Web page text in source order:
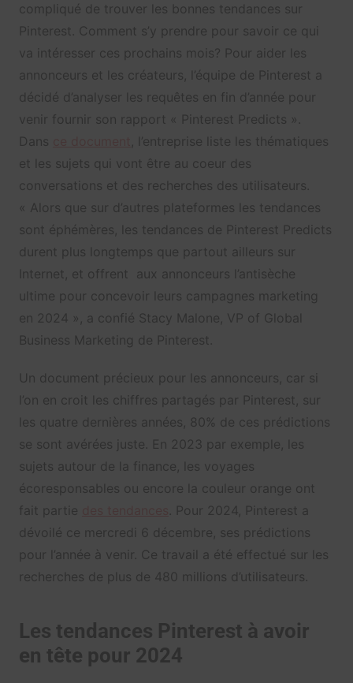
compliqué de trouver les bonnes tendances sur
Pinterest. Comment s’y prendre pour savoir ce qui
va intéresser ces prochains mois? Pour aider les
annonceurs et les créateurs, l’équipe de Pinterest a
décidé d’analyser les requêtes en fin d’année pour
venir fournir son rapport « Pinterest Predicts ».
Dans
, l’entreprise liste les thématiques
et les sujets qui vont être au coeur des
conversations et des recherches des utilisateurs.
« Alors que sur d’autres plateformes les tendances
sont éphémères, les tendances de Pinterest Predicts
durent plus longtemps que partout ailleurs sur
Internet, et offrent aux annonceurs l’antisèche
ultime pour concevoir leurs campagnes marketing
en 2024 », a confié Stacy Malone, VP of Global
Business Marketing de Pinterest.
Un document précieux pour les annonceurs, car si
l’on en croit les chiffres partagés par Pinterest, sur
les quatre dernières années, 80% de ces prédictions
se sont avérées juste. En 2023 par exemple, les
sujets autour de la finance, les voyages
écoresponsables ou encore la couleur orange ont
fait partie
. Pour 2024, Pinterest a
dévoilé ce mercredi 6 décembre, ses prédictions
pour l’année à venir. Ce travail a été effectué sur les
recherches de plus de 480 millions d’utilisateurs.
Les tendances Pinterest à avoir
en tête pour 2024